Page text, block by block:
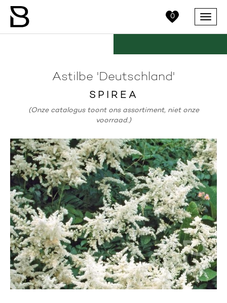
0 Menu
Astilbe 'Deutschland'
SPIREA
(Onze catalogus toont ons assortiment, niet onze
voorraad.)